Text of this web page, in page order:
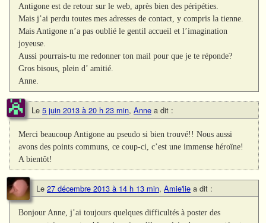
Antigone est de retour sur le web, après bien des péripéties.
Mais j’ai perdu toutes mes adresses de contact, y compris la tienne.
Mais Antigone n’a pas oublié le gentil accueil et l’imagination
joyeuse.
Aussi pourrais-tu me redonner ton mail pour que je te réponde?
Gros bisous, plein d’ amitié.
Anne.
Le 5 juin 2013 à 20 h 23 min, Anne a dit :
Merci beaucoup Antigone au pseudo si bien trouvé!! Nous aussi
avons des points communs, ce coup-ci, c’est une immense héroïne!
A bientôt!
Le 27 décembre 2013 à 14 h 13 min, Amie'lie a dit :
Bonjour Anne, j’ai toujours quelques difficultés à poster des